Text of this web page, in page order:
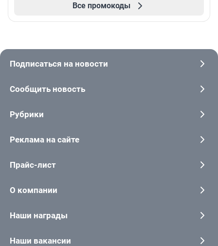
Все промокоды
Подписаться на новости
Сообщить новость
Рубрики
Реклама на сайте
Прайс-лист
О компании
Наши награды
Наши вакансии